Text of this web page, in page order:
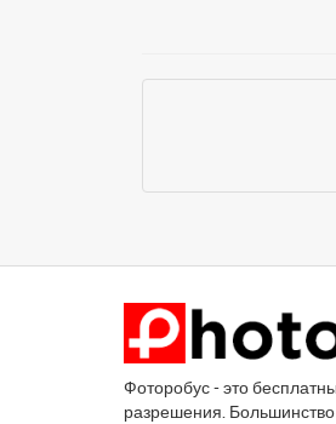
Фоторобус - это
разрешения.